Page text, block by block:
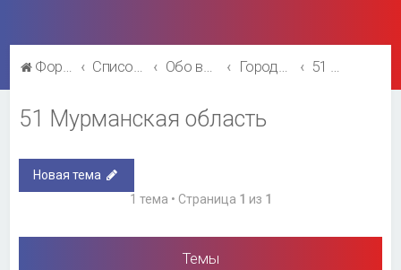
Форум Рено Список форумов Обо всём остальном Города и регионы. 51 Мурманская область
51 Мурманская область
Новая тема
1 тема • Страница 1 из 1
Темы